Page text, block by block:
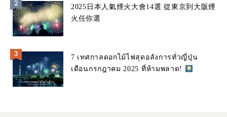
2025日本人氣煙火大會14選 從東京到大阪煙
火任你選
7 เทศกาลดอกไม้ไฟสุดอลังการทั่วญี่ปุ่น
เดือนกรกฎาคม 2025 ที่ห้ามพลาด!